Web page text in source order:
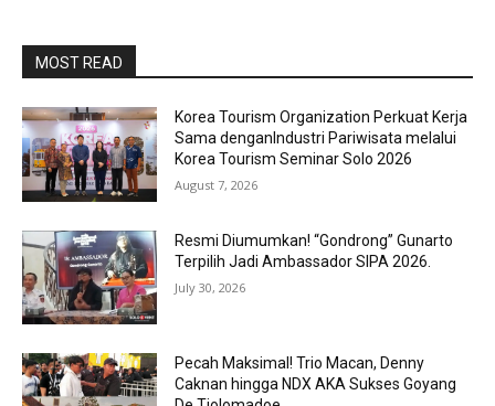
MOST READ
Korea Tourism Organization Perkuat Kerja
Sama denganIndustri Pariwisata melalui
Korea Tourism Seminar Solo 2026
August 7, 2026
Resmi Diumumkan! “Gondrong” Gunarto
Terpilih Jadi Ambassador SIPA 2026.
July 30, 2026
Pecah Maksimal! Trio Macan, Denny
Caknan hingga NDX AKA Sukses Goyang